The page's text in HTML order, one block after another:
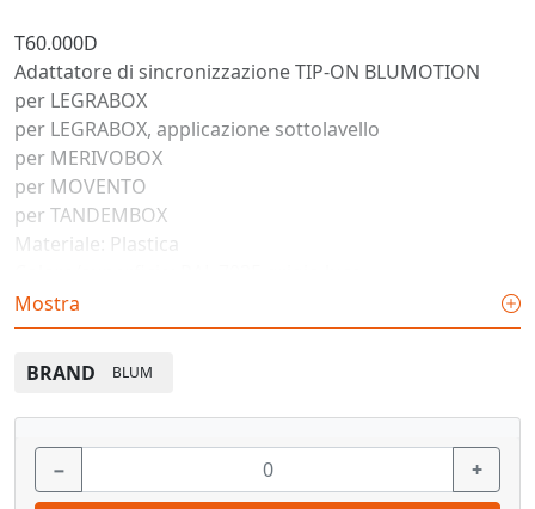
T60.000D
Adattatore di sincronizzazione TIP-ON BLUMOTION
per LEGRABOX
per LEGRABOX, applicazione sottolavello
per MERIVOBOX
per MOVENTO
per TANDEMBOX
Materiale: Plastica
Composizione dell'articolo: 1 pezzi
Vedi pagina catalogo
Mostra
BRAND BLUM
− +